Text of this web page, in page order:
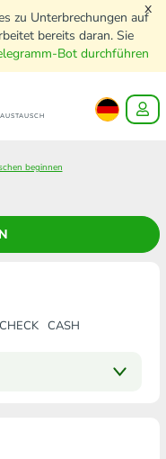
zu Unterbrechungen auf
bereits daran. Sie
Bot durchführen
x
beginnen
CHECK CASH